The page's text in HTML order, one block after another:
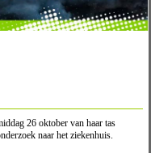
26 oktober van haar tas
naar het ziekenhuis.